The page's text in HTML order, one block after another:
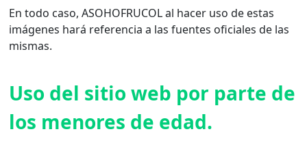
En todo caso, ASOHOFRUCOL al hacer uso de estas
imágenes hará referencia a las fuentes oficiales de las
mismas.
Uso del sitio web por parte de
los menores de edad.